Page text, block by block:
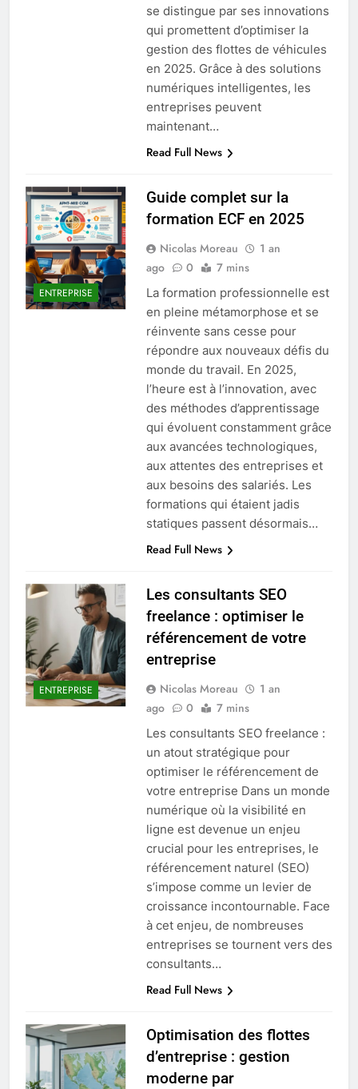
se distingue par ses innovations
qui promettent d’optimiser la
gestion des flottes de véhicules
en 2025. Grâce à des solutions
numériques intelligentes, les
entreprises peuvent
maintenant…
Read Full News
ENTREPRISE
Guide complet sur la
formation ECF en 2025
Nicolas Moreau
1 an
ago
0 7 mins
La formation professionnelle est
en pleine métamorphose et se
réinvente sans cesse pour
répondre aux nouveaux défis du
monde du travail. En 2025,
l’heure est à l’innovation, avec
des méthodes d’apprentissage
qui évoluent constamment grâce
aux avancées technologiques,
aux attentes des entreprises et
aux besoins des salariés. Les
formations qui étaient jadis
statiques passent désormais…
Read Full News
ENTREPRISE
Les consultants SEO
freelance : optimiser le
référencement de votre
entreprise
Nicolas Moreau
1 an
ago
0 7 mins
Les consultants SEO freelance :
un atout stratégique pour
optimiser le référencement de
votre entreprise Dans un monde
numérique où la visibilité en
ligne est devenue un enjeu
crucial pour les entreprises, le
référencement naturel (SEO)
s’impose comme un levier de
croissance incontournable. Face
à cet enjeu, de nombreuses
entreprises se tournent vers des
consultants…
Read Full News
Optimisation des flottes
d’entreprise : gestion
moderne par